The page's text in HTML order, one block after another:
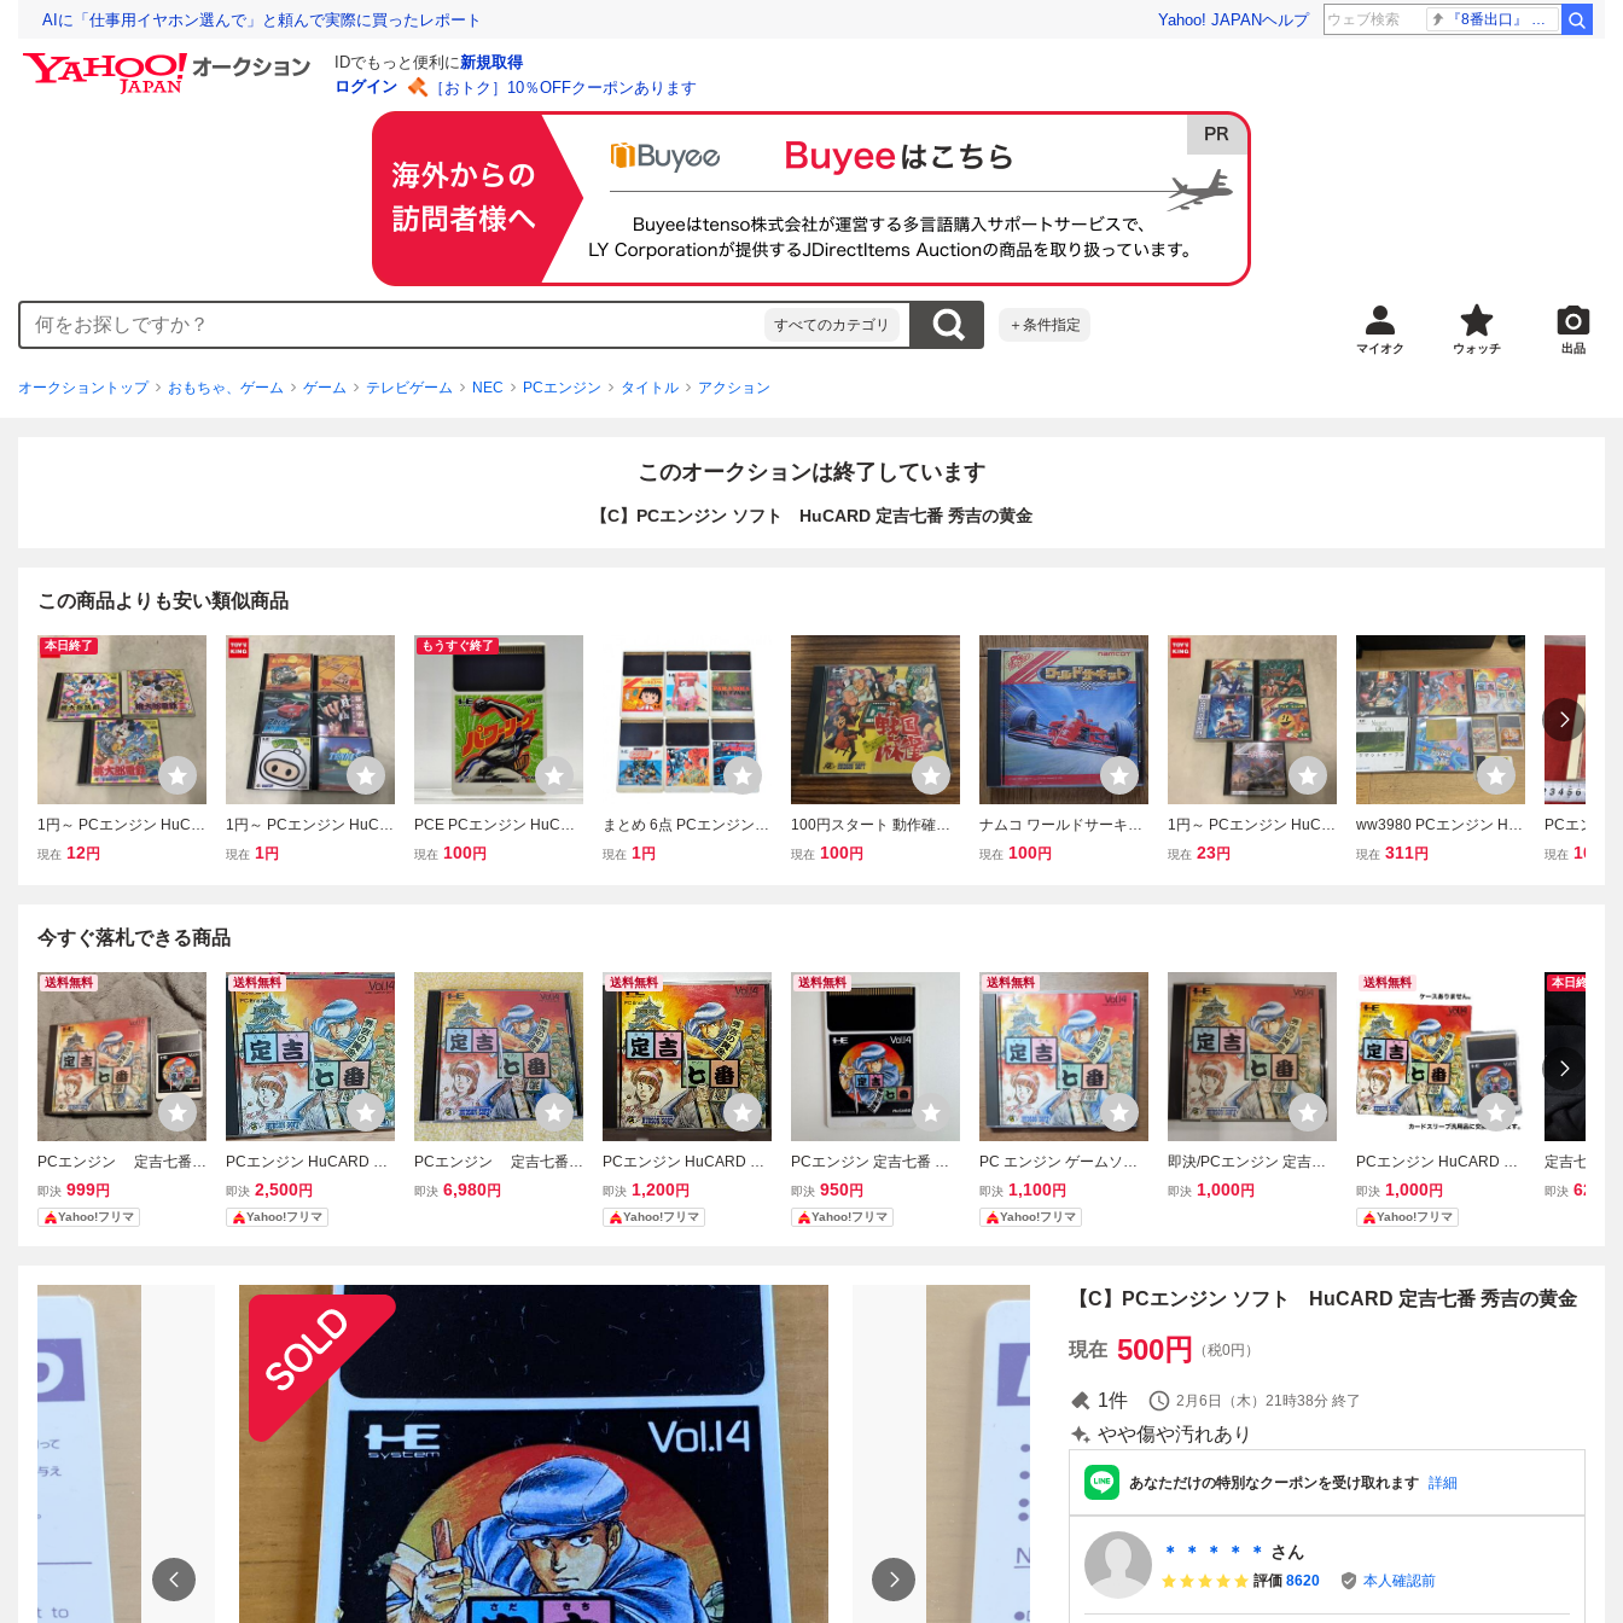
AIに「仕事用イヤホン選んで」と頼んで実際に買ったレポート Yahoo! JAPANヘルプ 『8番出口』 金ロー
IDでもっと便利に新規取得
ログイン
［おトク］10％OFFクーポンあります
すべてのカテゴリ ＋条件指定
マイオク ウォッチ 出品
オークショントップ おもちゃ、ゲーム ゲーム テレビゲーム NEC PCエンジン タイトル アクション
このオークションは終了しています
【C】PCエンジン ソフト HuCARD 定吉七番 秀吉の黄金
この商品よりも安い類似商品
本日終了
1円～ PCエンジン HuCA
RD スーパー桃太郎電鉄
現在 12円
1円～ PCエンジン HuCA
RD ゼロヨンチャンプ フ
現在 1円
もうすぐ終了
PCE PCエンジン HuCAR
D ハドソン パワーリーグ
現在 100円
まとめ 6点 PCエンジン H
uCARD Huカード サイド
現在 1円
100円スタート 動作確認
PCエンジン 戦国麻雀 Hu
現在 100円
ナムコ ワールドサーキッ
ト PCエンジン HuCARD
現在 100円
1円～ PCエンジン HuCA
RD ドラゴンスピリット
現在 23円
ww3980 PCエンジン Hu
Card 8本まとめ カトちゃ
現在 311円
PCエンジ
レッドアラ
現在 100
今すぐ落札できる商品
送料無料
PCエンジン 定吉七番
秀吉の黄金
即決 999円
Yahoo!フリマ
送料無料
PCエンジン HuCARD 定
吉七番 秀吉の黄金 ハドソ
ン
即決 2,500円
Yahoo!フリマ
PCエンジン 定吉七番
秀吉の黄金 HuCARD
即決 6,980円
送料無料
PCエンジン HuCARD 定
吉七番 秀吉の黄金 HUDS
ON SOFT 箱説あり
即決 1,200円
Yahoo!フリマ
送料無料
PCエンジン 定吉七番 秀
吉の黄金 Vol.14 HuCARD
HUDSON SOFT
即決 950円
Yahoo!フリマ
送料無料
PC エンジン ゲームソフ
ト 定吉七番 秀吉の黄金
即決 1,100円
Yahoo!フリマ
即決/PCエンジン 定吉七
番 秀吉の黄金
即決 1,000円
送料無料
PCエンジン HuCARD 定
吉七番 秀吉の黄金 Vol.14
即決 1,000円
Yahoo!フリマ
本日終了
定吉七番
エンジン
即決 620
【C】PCエンジン ソフト HuCARD 定吉七番 秀吉の黄金
現在 500円 （税0円）
1件 2月6日（木）21時38分 終了
やや傷や汚れあり
あなただけの特別なクーポンを受け取れます 詳細
＊ ＊ ＊ ＊ ＊ さん
評価 8620 本人確認前